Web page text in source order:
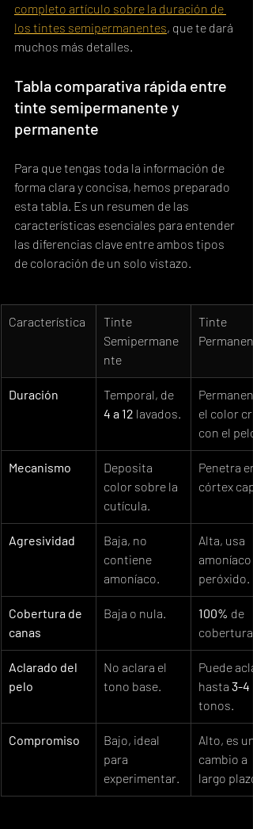
completo artículo sobre la duración de
los tintes semipermanentes, que te dará
muchos más detalles.
Tabla comparativa rápida entre
tinte semipermanente y
permanente
Para que tengas toda la información de
forma clara y concisa, hemos preparado
esta tabla. Es un resumen de las
características esenciales para entender
las diferencias clave entre ambos tipos
de coloración de un solo vistazo.
Característica
Tinte
Semipermane
nte
Tinte
Duración
Temporal, de
4 a 12 lavados.
el color
con el pelo.
Mecanismo
Deposita
color sobre la
cutícula.
Penetra
córtex
Agresividad
Baja, no
contiene
amoníaco.
Alta, usa
amoníaco
peróxido.
Cobertura de
canas
Baja o nula. 100% de
cobertura.
Aclarado del
pelo
No aclara el
tono base.
Puede
hasta 3-4
tonos.
Compromiso
Bajo, ideal
para
experimentar.
Alto, es un
cambio a
largo plazo.